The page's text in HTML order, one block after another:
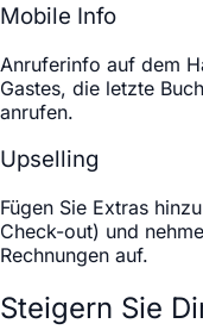
Mobile Info
Anruferinfo auf dem
Gastes, die letzte
anrufen.
Upselling
Fügen Sie Extras
Check-out) und
Rechnungen auf.
Steigern Sie